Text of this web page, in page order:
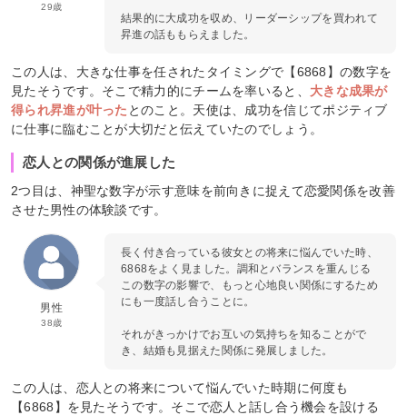
29歳
結果的に大成功を収め、リーダーシップを買われて
昇進の話ももらえました。
この人は、大きな仕事を任されたタイミングで【6868】の数字を
見たそうです。そこで精力的にチームを率いると、 大きな成果が
得られ昇進が叶った とのこと。天使は、成功を信じてポジティブ
に仕事に臨むことが大切だと伝えていたのでしょう。
恋人との関係が進展した
2つ目は、神聖な数字が示す意味を前向きに捉えて恋愛関係を改善
させた男性の体験談です。
男性
38歳
長く付き合っている彼女との将来に悩んでいた時、
6868をよく見ました。調和とバランスを重んじる
この数字の影響で、もっと心地良い関係にするため
にも一度話し合うことに。
それがきっかけでお互いの気持ちを知ることがで
き、結婚も見据えた関係に発展しました。
この人は、恋人との将来について悩んでいた時期に何度も
【6868】を見たそうです。そこで恋人と話し合う機会を設ける